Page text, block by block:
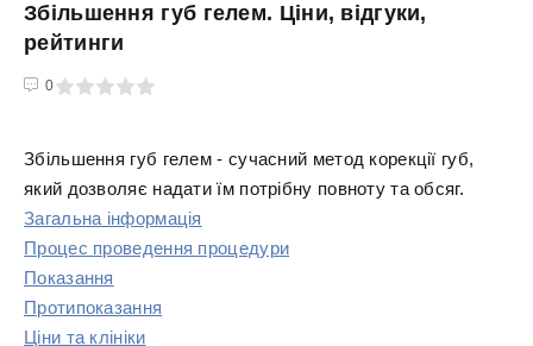
Збільшення губ гелем. Ціни, відгуки,
рейтинги
0
5
Збільшення губ гелем - сучасний метод корекції губ,
який дозволяє надати їм потрібну повноту та обсяг.
Загальна інформація
Процес проведення процедури
Показання
Протипоказання
Ціни та клініки